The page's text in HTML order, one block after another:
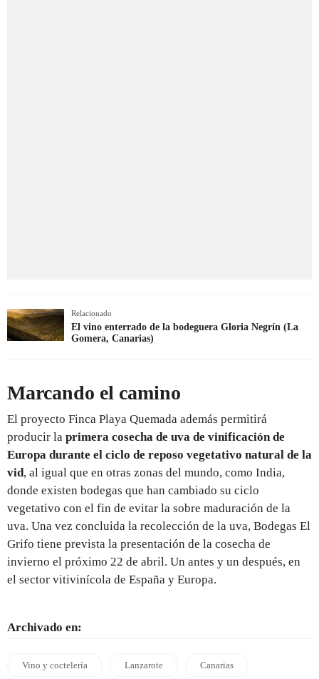
Relacionado
El vino enterrado de la bodeguera Gloria Negrín (La
Gomera, Canarias)
Marcando el camino
El proyecto Finca Playa Quemada además permitirá
producir la primera cosecha de uva de vinificación de
Europa durante el ciclo de reposo vegetativo natural de la
vid, al igual que en otras zonas del mundo, como India,
donde existen bodegas que han cambiado su ciclo
vegetativo con el fin de evitar la sobre maduración de la
uva. Una vez concluida la recolección de la uva, Bodegas El
Grifo tiene prevista la presentación de la cosecha de
invierno el próximo 22 de abril. Un antes y un después, en
el sector vitivinícola de España y Europa.
Archivado en:
Vino y coctelería Lanzarote Canarias